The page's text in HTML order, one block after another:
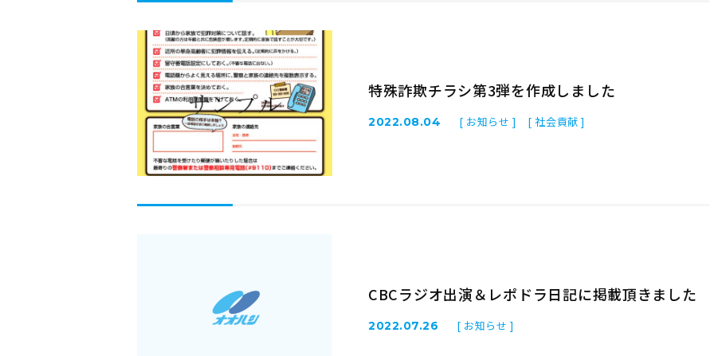
特殊詐欺チラシ第3弾を作成しました
2022.08.04 [ お知らせ ] [ 社会貢献 ]
CBCラジオ出演＆レポドラ日記に掲載頂きました
2022.07.26 [ お知らせ ]